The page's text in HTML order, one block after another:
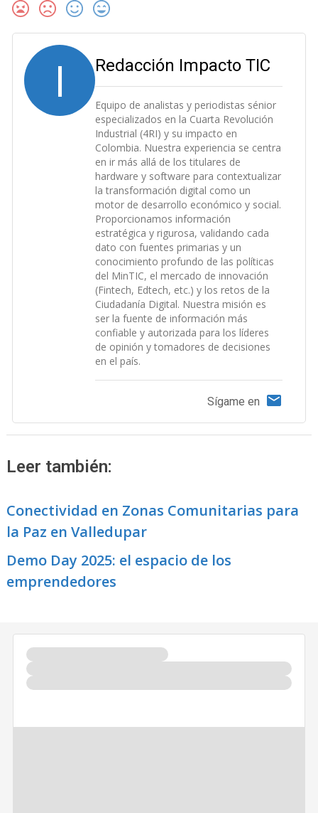
I Redacción Impacto TIC
Equipo de analistas y periodistas sénior
especializados en la Cuarta Revolución
Industrial (4RI) y su impacto en
Colombia. Nuestra experiencia se centra
en ir más allá de los titulares de
hardware y software para contextualizar
la transformación digital como un
motor de desarrollo económico y social.
Proporcionamos información
estratégica y rigurosa, validando cada
dato con fuentes primarias y un
conocimiento profundo de las políticas
del MinTIC, el mercado de innovación
(Fintech, Edtech, etc.) y los retos de la
Ciudadanía Digital. Nuestra misión es
ser la fuente de información más
confiable y autorizada para los líderes
de opinión y tomadores de decisiones
en el país.
Sígame en
Leer también:
Conectividad en Zonas Comunitarias para
la Paz en Valledupar
Demo Day 2025: el espacio de los
emprendedores